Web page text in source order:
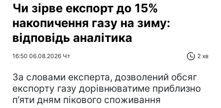
Чи зірве експорт до 15%
накопичення газу на зиму:
відповідь аналітика
16:50 06.08.2026 Чт 2 хв
За словами експерта, дозволений обсяг
експорту газу дорівнюватиме приблизно
п’яти дням пікового споживання